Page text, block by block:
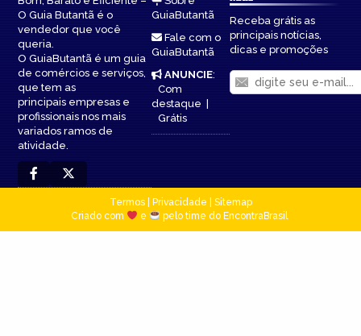
O Guia Butantã é o
vendedor que você
queria.
O GuiaButantã é um guia
de comércios e serviços,
que tem as
principais empresas e
profissionais nos mais
variados ramos de
atividade.
GuiaButantã
Fale com o
GuiaButantã
ANUNCIE:
Com
destaque|
Grátis
Receba grátis as
principais notícias,
dicas e promoções
Termos| Privacidade
Sitemap
Criado com
e pelo time do EncontraBrasil